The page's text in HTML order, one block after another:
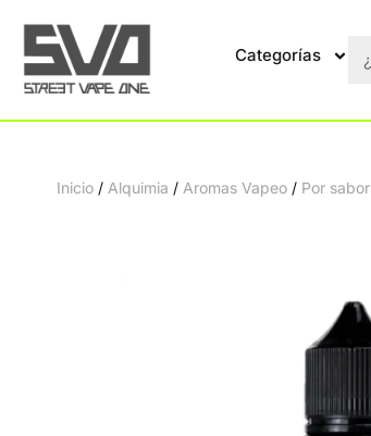
Categorías
Inicio / Alquimia / Aromas Vapeo / Por sabor